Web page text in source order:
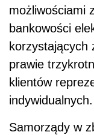
możliwościami
bankowości
korzystających
prawie
klientów
indywidualnych.
Samorządy w